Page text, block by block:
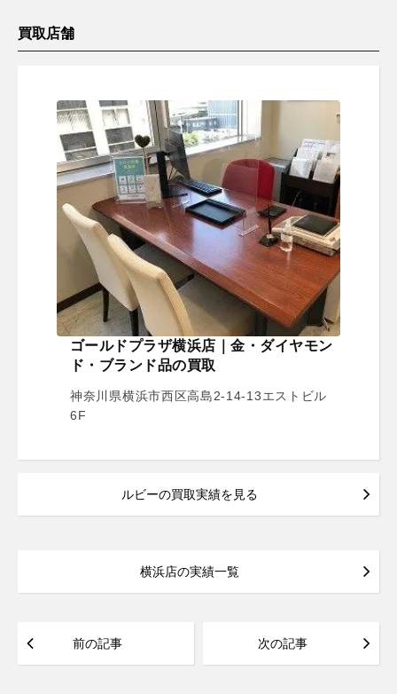
買取店舗
ゴールドプラザ横浜店｜金・ダイヤモン
ド・ブランド品の買取
神奈川県横浜市西区高島2-14-13エストビル
6F
ルビーの買取実績を見る
横浜店の実績一覧
前の記事 次の記事